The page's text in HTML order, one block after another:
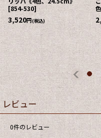
ット《2色、60x90cm、ベ
ルギー製》[ 846-050]
14,300 円 (税込)
[
レビュー
0件のレビュー